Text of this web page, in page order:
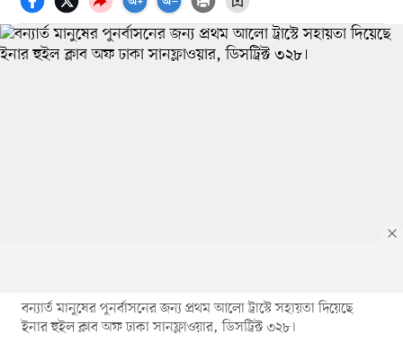
বন্যার্ত মানুষের পুনর্বাসনের জন্য প্রথম আলো ট্রাস্টে সহায়তা দিয়েছে
ইনার হুইল ক্লাব অফ ঢাকা সানফ্লাওয়ার, ডিসট্রিক্ট ৩২৮।